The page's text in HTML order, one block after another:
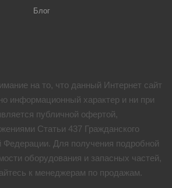
Блог
на то, что данный Интернет сайт
информационный характер и ни при
публичной офертой,
Статьи 437 Гражданского
Федерации. Для получения подробной
оборудования и запасных частей,
к менеджерам по продажам.